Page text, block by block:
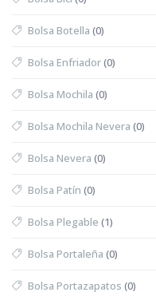
Bolsa Botella (0)
Bolsa Enfriador(0)
Bolsa Mochila (0)
Bolsa Mochila Nevera (0)
Bolsa Nevera (0)
Bolsa Patín (0)
Bolsa Plegable (1)
Bolsa Portaleña (0)
Bolsa Portazapatos (0)